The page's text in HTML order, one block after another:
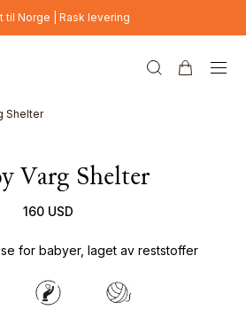
til Norge | Rask levering
Shelter
Varg Shelter
160 USD
for babyer, laget av reststoffer